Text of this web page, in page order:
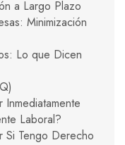
a Largo Plazo
Minimización
Lo que Dicen
Laboral?
Si Tengo Derecho